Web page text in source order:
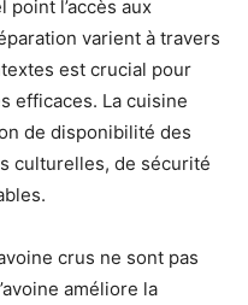
point l’accès aux
varient à travers
est crucial pour
efficaces. La cuisine
de disponibilité des
culturelles, de sécurité
crus ne sont pas
améliore la